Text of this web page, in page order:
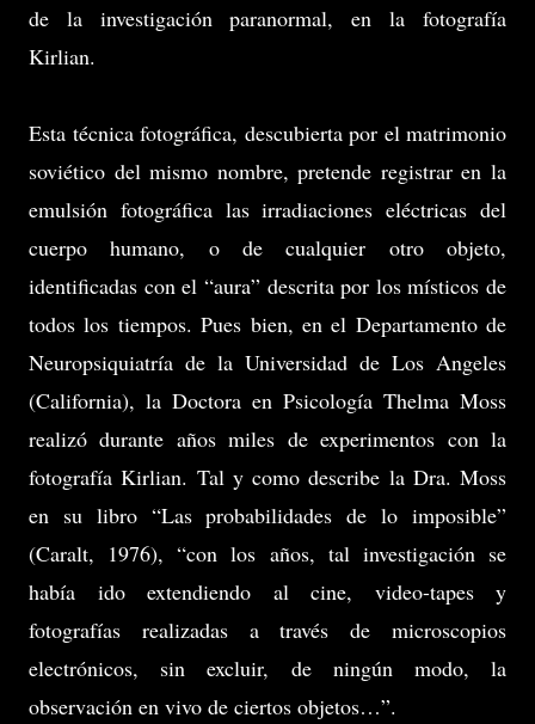
de la investigación paranormal, en la fotografía
Kirlian.
Esta técnica fotográfica, descubierta por el matrimonio
soviético del mismo nombre, pretende registrar en la
emulsión fotográfica las irradiaciones eléctricas del
cuerpo humano, o de cualquier otro objeto,
identificadas con el “aura” descrita por los místicos de
todos los tiempos. Pues bien, en el Departamento de
Neuropsiquiatría de la Universidad de Los Angeles
(California), la Doctora en Psicología Thelma Moss
realizó durante años miles de experimentos con la
fotografía Kirlian. Tal y como describe la Dra. Moss
en su libro “Las probabilidades de lo imposible”
(Caralt, 1976), “con los años, tal investigación se
había ido extendiendo al cine, video-tapes y
fotografías realizadas a través de microscopios
electrónicos, sin excluir, de ningún modo, la
observación en vivo de ciertos objetos…”.